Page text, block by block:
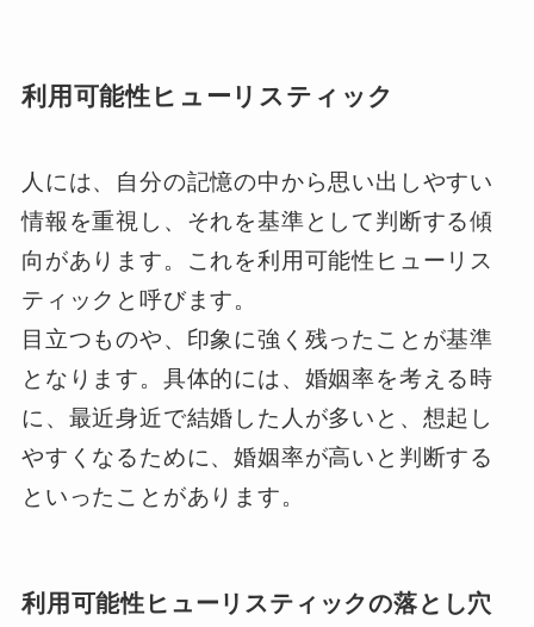
利用可能性ヒューリスティック
人には、自分の記憶の中から思い出しやすい
情報を重視し、それを基準として判断する傾
向があります。これを利用可能性ヒューリス
ティックと呼びます。
目立つものや、印象に強く残ったことが基準
となります。具体的には、婚姻率を考える時
に、最近身近で結婚した人が多いと、想起し
やすくなるために、婚姻率が高いと判断する
といったことがあります。
利用可能性ヒューリスティックの落とし穴